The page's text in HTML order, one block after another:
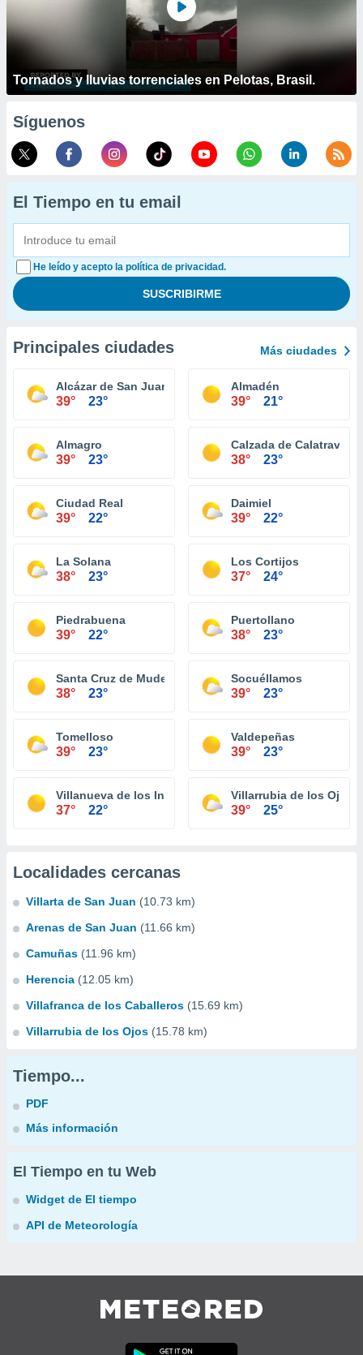
Tornados y lluvias torrenciales en Pelotas, Brasil.
Síguenos
El Tiempo en tu email
He leído y acepto la política de privacidad.
Principales ciudades Más ciudades
Alcázar de San Juan
39° 23°
Almadén
39° 21°
Almagro
39° 23°
Calzada de Calatrava
38° 23°
Ciudad Real
39° 22°
Daimiel
39° 22°
La Solana
38° 23°
Los Cortijos
37° 24°
Piedrabuena
39° 22°
Puertollano
38° 23°
Santa Cruz de Mudela
38° 23°
Socuéllamos
39° 23°
Tomelloso
39° 23°
Valdepeñas
39° 23°
Villanueva de los Infantes
37° 22°
Villarrubia de los Ojos
39° 25°
Localidades cercanas
Villarta de San Juan (10.73 km)
Arenas de San Juan (11.66 km)
Camuñas (11.96 km)
Herencia (12.05 km)
Villafranca de los Caballeros (15.69 km)
Villarrubia de los Ojos (15.78 km)
Tiempo...
PDF
Más información
El Tiempo en tu Web
Widget de El tiempo
API de Meteorología